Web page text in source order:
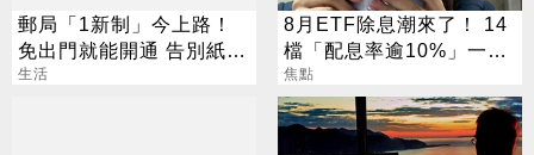
郵局「1新制」今上路！
免出門就能開通 告別紙本
不用跑臨櫃
生活
8月ETF除息潮來了！ 14
檔「配息率逾10%」一次
看
焦點